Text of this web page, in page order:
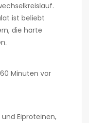
ist beliebt
die harte
Minuten vor
Eiproteinen,